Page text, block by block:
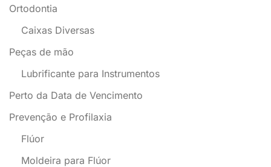
Ortodontia
Caixas Diversas
Peças de mão
Lubrificante para Instrumentos
Perto da Data de Vencimento
Prevenção e Profilaxia
Flúor
Moldeira para Flúor